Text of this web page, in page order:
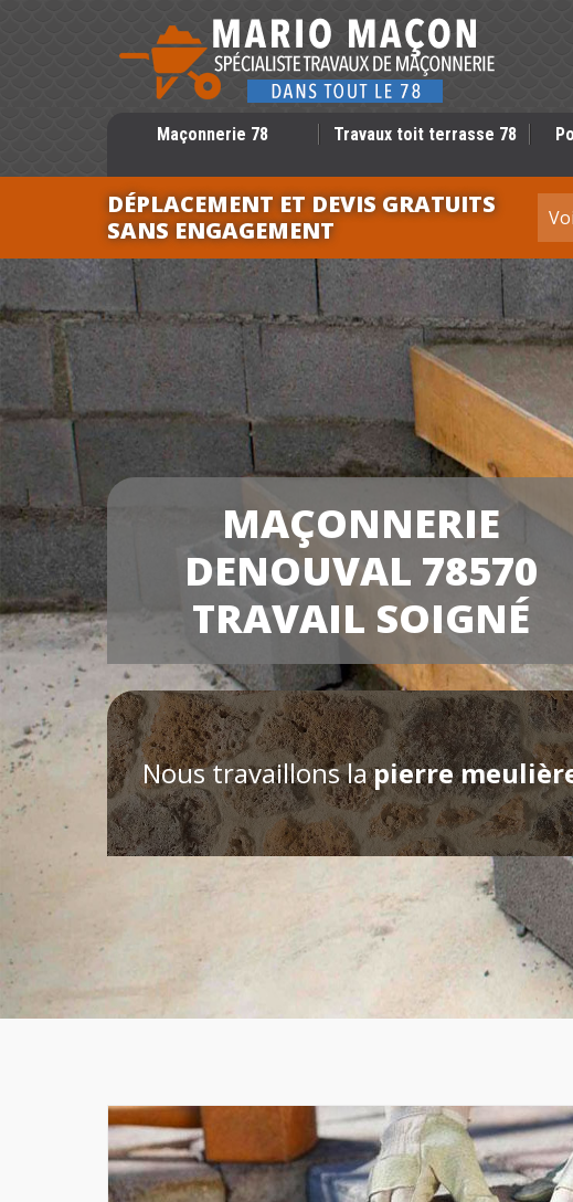
Maçonnerie 78 Travaux toit terrasse 78
DÉPLACEMENT ET DEVIS GRATUITS
SANS ENGAGEMENT
MAÇONNERIE
DENOUVAL 78570
TRAVAIL SOIGNÉ
Nous travaillons lapierre